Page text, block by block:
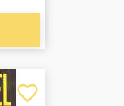
favorite_border